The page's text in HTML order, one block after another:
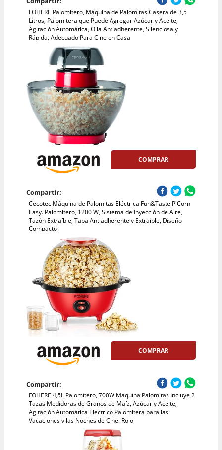
FOHERE Palomitero, Máquina de Palomitas Casera de 3,5
Litros, Palomitera que Puede Agregar Azúcar y Aceite,
Agitación Automática, Olla Antiadherente, Silenciosa y
Rápida, Adecuado Para Cine en Casa
COMPRAR
Compartir:
Cecotec Máquina de Palomitas Eléctrica Fun&Taste P'Corn
Easy. Palomitero, 1200 W, Sistema de Inyección de Aire,
Tazón Extraíble, Tapa Antiadherente y Extraíble, Diseño
Compacto
COMPRAR
Compartir:
FOHERE 4,5L Palomitero, 700W Maquina Palomitas Incluye 2
Tazas Medidoras de Granos de Maíz, Azúcar y Aceite,
Agitación Automática Electrico Palomitera para las
Vacaciones y las Noches de Cine, Rojo